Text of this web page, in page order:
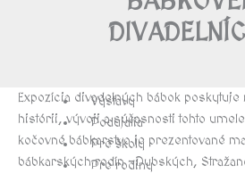
História múzea
hračiek
Výstavy
Podujatia
Pre školy
Pre rodiny
Expozícia divadelných bábok poskytuje
histórii, vývoji a súčasnosti tohto
kočovné bábkarstvo je prezentované
bábkarských rodín –Dubských,